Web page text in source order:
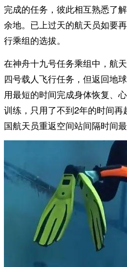
完成的任务，彼此相互熟悉了
余地。已上过天的航天员如要
行乘组的选拔。
在神舟十九号任务乘组中，航
四号载人飞行任务，但返回地
用最短的时间完成身体恢复、
训练，只用了不到2年的时间
国航天员重返空间站间隔时间最